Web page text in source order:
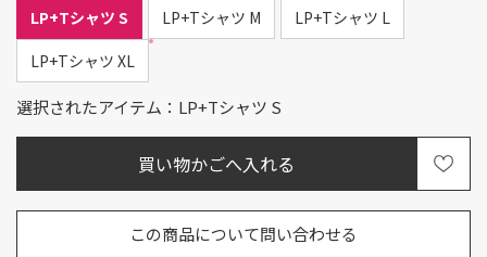
LP+Tシャツ S LP+Tシャツ M
LP+Tシャツ L
LP+Tシャツ XL
選択されたアイテム：LP+Tシャツ S
この商品について問い合わせる